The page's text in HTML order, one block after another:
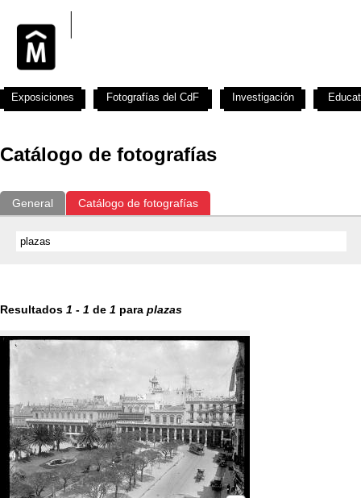
Catálogo de fotografías
General Catálogo de fotografías
Resultados 1 - 1 de 1 para plazas
Exposiciones Fotografías del CdF Investigación